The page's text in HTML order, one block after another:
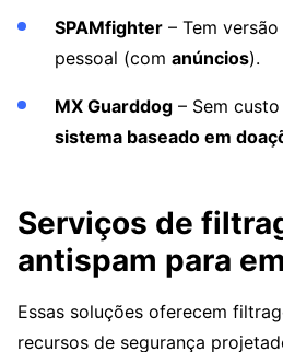
SPAMfighter – Tem
pessoal (com anúncios).
MX Guarddog – Sem
sistema baseado em
Serviços de
antispam para
Essas soluções oferecem
recursos de segurança